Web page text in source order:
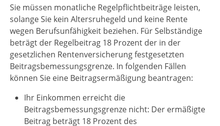
Sie müssen monatliche Regelpflichtbeiträge leisten,
solange Sie kein Altersruhegeld und keine Rente
wegen Berufsunfähigkeit beziehen. Für Selbständige
beträgt der Regelbeitrag 18 Prozent der in der
gesetzlichen Rentenversicherung festgesetzten
Beitragsbemessungsgrenze. In folgenden Fällen
können Sie eine Beitragsermäßigung beantragen:
Ihr Einkommen erreicht die
Beitragsbemessungsgrenze nicht: Der ermäßigte
Beitrag beträgt 18 Prozent des